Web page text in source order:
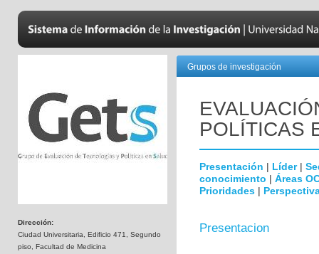
Dirección:
Ciudad Universitaria, Edificio 471, Segundo
piso, Facultad de Medicina
Grupos de investigación
POLÍTICAS
Presentación | Líder|
conocimiento | Áreas
Prioridades |
Presentacion